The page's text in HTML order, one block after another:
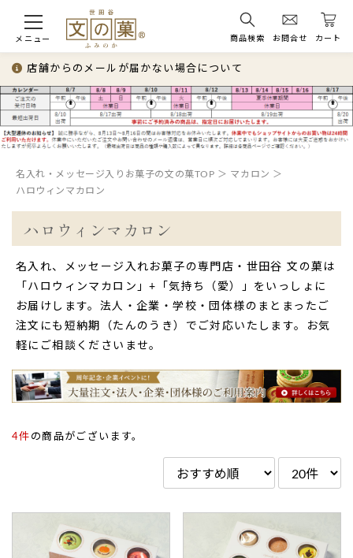
メニュー 商品検索 お問合せ カート
店舗からのメールが届かない場合について
名入れ・メッセージ入りお菓子の文の菓TOP
マカロン
ハロウィンマカロン
ハロウィンマカロン
名入れ、メッセージ入れお菓子の専門店・世田谷 文の菓は
「ハロウィンマカロン」+「気持ち（愛）」をいっしょに
お届けします。法人・企業・学校・団体様のまとまったご
注文にも短納期（たんのうき）でご対応いたします。お気
軽にご相談くださいませ。
4件 の商品がございます。